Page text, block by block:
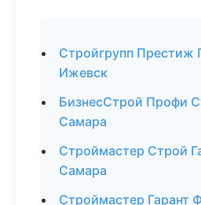
Стройгрупп
Ижевск
БизнесСтрой Профи
Самара
Строймастер Строй
Самара
Строймастер Гарант